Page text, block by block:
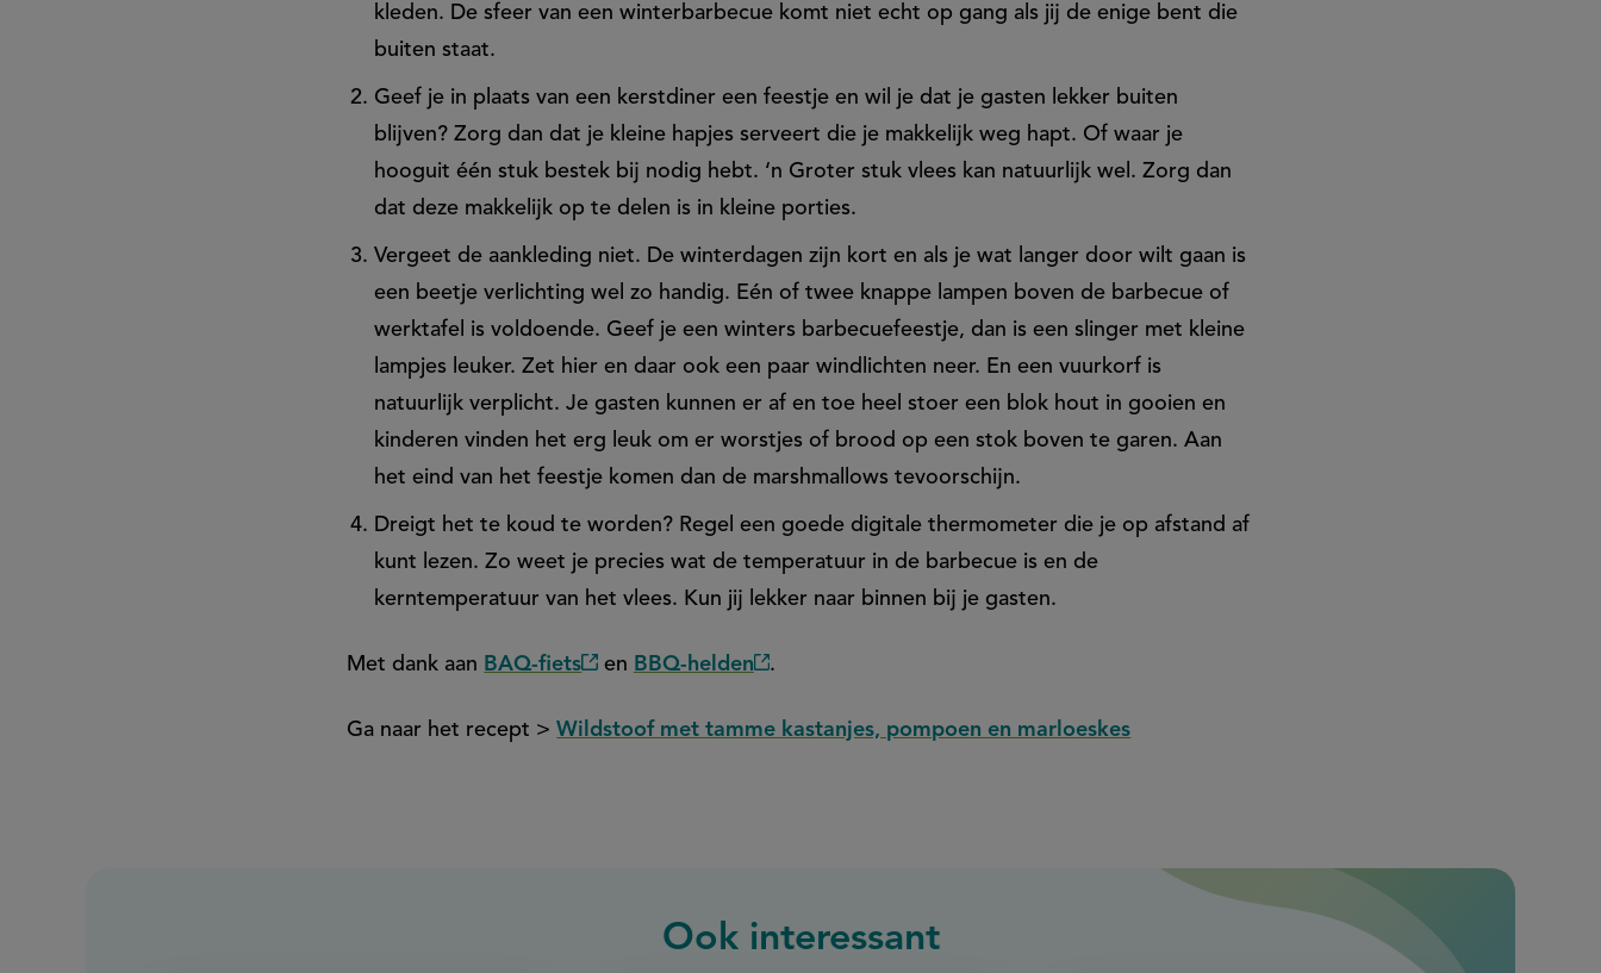
kleden. De sfeer van een winterbarbecue komt niet echt op gang als jij de enige bent die
buiten staat.
Geef je in plaats van een kerstdiner een feestje en wil je dat je gasten lekker buiten
blijven? Zorg dan dat je kleine hapjes serveert die je makkelijk weg hapt. Of waar je
hooguit één stuk bestek bij nodig hebt. ‘n Groter stuk vlees kan natuurlijk wel. Zorg dan
dat deze makkelijk op te delen is in kleine porties.
Vergeet de aankleding niet. De winterdagen zijn kort en als je wat langer door wilt gaan is
een beetje verlichting wel zo handig. Eén of twee knappe lampen boven de barbecue of
werktafel is voldoende. Geef je een winters barbecuefeestje, dan is een slinger met kleine
lampjes leuker. Zet hier en daar ook een paar windlichten neer. En een vuurkorf is
natuurlijk verplicht. Je gasten kunnen er af en toe heel stoer een blok hout in gooien en
kinderen vinden het erg leuk om er worstjes of brood op een stok boven te garen. Aan
het eind van het feestje komen dan de marshmallows tevoorschijn.
Dreigt het te koud te worden? Regel een goede digitale thermometer die je op afstand af
kunt lezen. Zo weet je precies wat de temperatuur in de barbecue is en de
kerntemperatuur van het vlees. Kun jij lekker naar binnen bij je gasten.
Met dank aan BAQ-fiets(externe
en BBQ-helden(externe
.
Ga naar het recept >Wildstoof met tamme kastanjes, pompoen en marloeskes
Ook interessant